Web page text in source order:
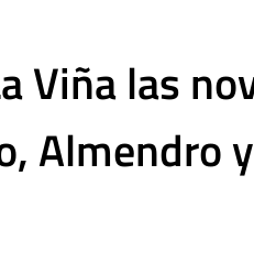
Viña las
Almendro